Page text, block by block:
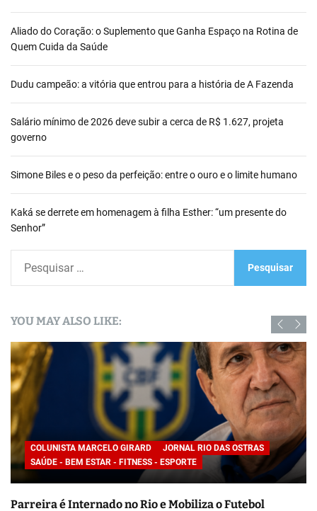
Aliado do Coração: o Suplemento que Ganha Espaço na Rotina de
Quem Cuida da Saúde
Dudu campeão: a vitória que entrou para a história de A Fazenda
Salário mínimo de 2026 deve subir a cerca de R$ 1.627, projeta
governo
Simone Biles e o peso da perfeição: entre o ouro e o limite humano
Kaká se derrete em homenagem à filha Esther: “um presente do
Senhor”
u
i
s
a
r
p
o
r
:
YOU MAY ALSO LIKE:
COLUNISTA MARCELO GIRARD
JORNAL RIO DAS OSTRAS
SAÚDE - BEM ESTAR - FITNESS - ESPORTE
Parreira é Internado no Rio e Mobiliza o Futebol